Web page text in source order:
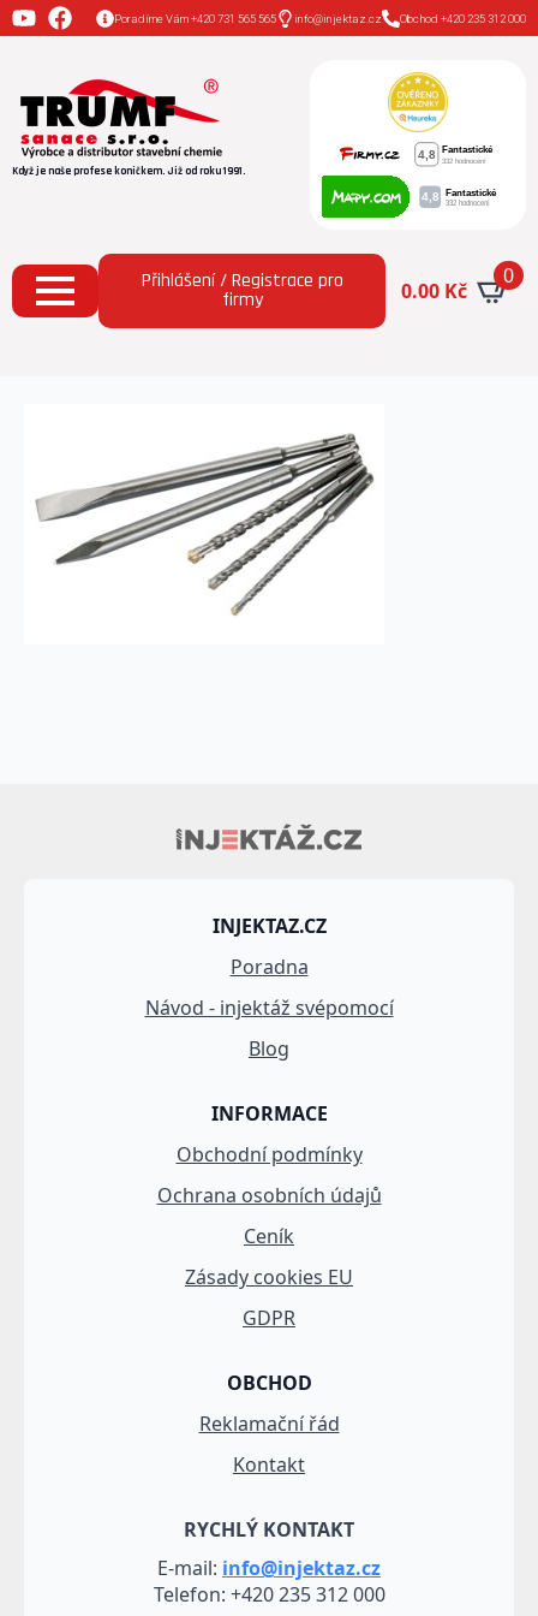
Poradíme Vám +420 731 565 565 info@injektaz.cz Obchod +420 235 312 000
Když je naše profese koníčkem. Již od roku 1991.
Přihlášení / Registrace pro
firmy 0.00 Kč
0
INJEKTAZ.CZ
Poradna
Návod - injektáž svépomocí
Blog
INFORMACE
Obchodní podmínky
Ochrana osobních údajů
Ceník
Zásady cookies EU
GDPR
OBCHOD
Reklamační řád
Kontakt
RYCHLÝ KONTAKT
E-mail: info@injektaz.cz
Telefon: +420 235 312 000